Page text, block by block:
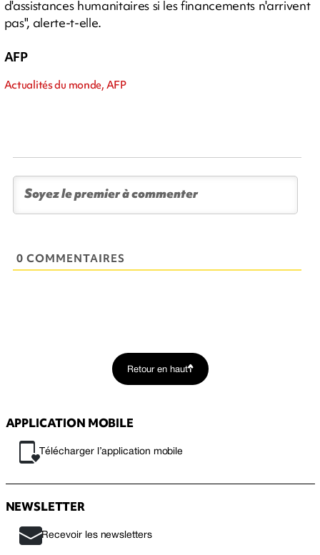
d'assistances humanitaires si les financements n'arrivent
pas", alerte-t-elle.
AFP
Actualités du monde, AFP
0 COMMENTAIRES
Retour en haut
APPLICATION MOBILE
Télécharger l’application mobile
NEWSLETTER
Recevoir les newsletters